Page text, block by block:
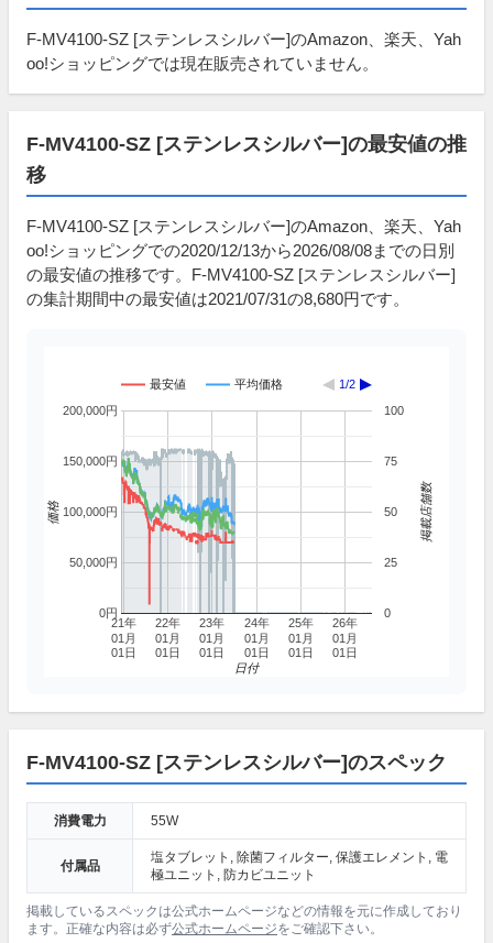
F-MV4100-SZ [ステンレスシルバー]のAmazon、楽天、Yah
oo!ショッピングでは現在販売されていません。
F-MV4100-SZ [ステンレスシルバー]の最安値の推
移
F-MV4100-SZ [ステンレスシルバー]のAmazon、楽天、Yah
oo!ショッピングでの2020/12/13から2026/08/08までの日別
の最安値の推移です。F-MV4100-SZ [ステンレスシルバー]
の集計期間中の最安値は2021/07/31の8,680円です。
最安値 平均価格 1/2
21年
01月
01日
22年
01月
01日
23年
01月
01日
24年
01月
01日
25年
01月
01日
26年
01月
01日
0円
50,000円
100,000円
150,000円
200,000円
0
25
50
75
100
日付
価格 掲載店舗数
F-MV4100-SZ [ステンレスシルバー]のスペック
消費電力 55W
付属品
塩タブレット, 除菌フィルター, 保護エレメント, 電
極ユニット, 防カビユニット
掲載しているスペックは公式ホームページなどの情報を元に作成しており
ます。正確な内容は必ず公式ホームページをご確認下さい。